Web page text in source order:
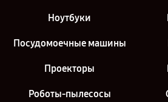
Ноутбуки
Посудомоечные машины
Проекторы
Роботы-пылесосы